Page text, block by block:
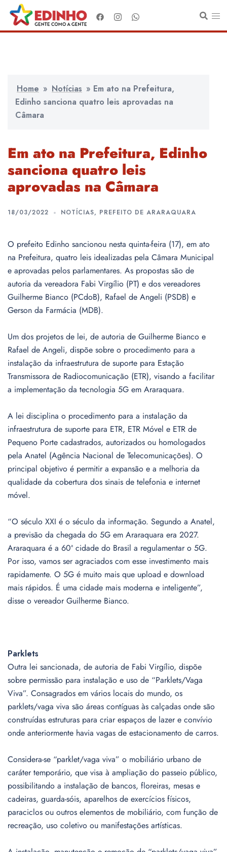
para
o
Home » Notícias » Em ato na Prefeitura,
Edinho sanciona quatro leis aprovadas na
Câmara
Em ato na Prefeitura, Edinho
sanciona quatro leis
aprovadas na Câmara
18/03/2022 NOTÍCIAS, PREFEITO DE ARARAQUARA
O prefeito Edinho sancionou nesta quinta-feira (17), em ato
na Prefeitura, quatro leis idealizadas pela Câmara Municipal
e aprovadas pelos parlamentares. As propostas são de
autoria da vereadora Fabi Virgílio (PT) e dos vereadores
Guilherme Bianco (PCdoB), Rafael de Angeli (PSDB) e
Gerson da Farmácia (MDB).
Um dos projetos de lei, de autoria de Guilherme Bianco e
Rafael de Angeli, dispõe sobre o procedimento para a
instalação da infraestrutura de suporte para Estação
Transmissora de Radiocomunicação (ETR), visando a facilitar
a implementação da tecnologia 5G em Araraquara.
A lei disciplina o procedimento para a instalação da
infraestrutura de suporte para ETR, ETR Móvel e ETR de
Pequeno Porte cadastrados, autorizados ou homologados
pela Anatel (Agência Nacional de Telecomunicações). O
principal objetivo é permitir a expansão e a melhoria da
qualidade da cobertura dos sinais de telefonia e internet
móvel.
“O século XXI é o século da informação. Segundo a Anatel,
a previsão da chegada do 5G em Araraquara era 2027.
Araraquara é a 60ª cidade do Brasil a regulamentar o 5G.
Por isso, vamos ser agraciados com esse investimento mais
rapidamente. O 5G é muito mais que upload e download
mais rápidos. É uma cidade mais moderna e inteligente”,
disse o vereador Guilherme Bianco.
Parklets
Outra lei sancionada, de autoria de Fabi Virgílio, dispõe
sobre permissão para instalação e uso de “Parklets/Vaga
Viva”. Consagrados em vários locais do mundo, os
parklets/vaga viva são áreas contíguas às calçadas onde são
construídas estruturas para criar espaços de lazer e convívio
onde anteriormente havia vagas de estacionamento de carros.
Considera-se “parklet/vaga viva” o mobiliário urbano de
caráter temporário, que visa à ampliação do passeio público,
possibilitando a instalação de bancos, floreiras, mesas e
cadeiras, guarda-sóis, aparelhos de exercícios físicos,
paraciclos ou outros elementos de mobiliário, com função de
recreação, uso coletivo ou manifestações artísticas.